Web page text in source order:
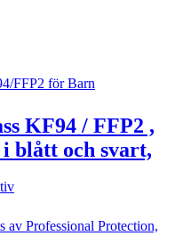
KF94 / FFP2 ,
blått och svart,